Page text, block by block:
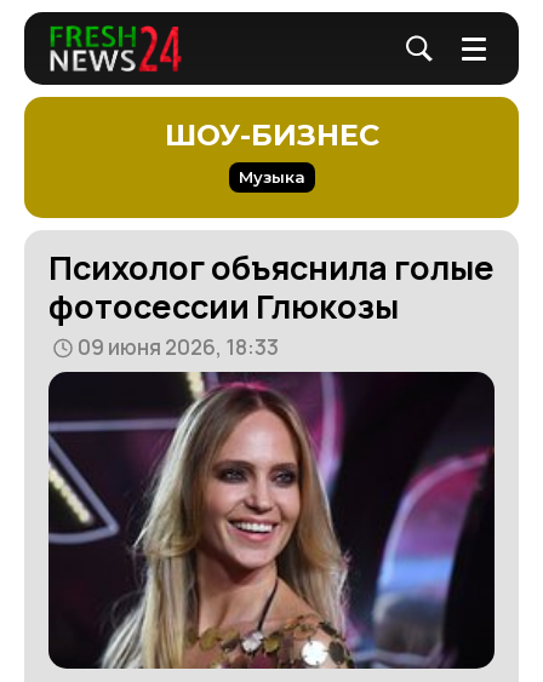
ШОУ-БИЗНЕС
Музыка
Психолог объяснила голые
фотосессии Глюкозы
09 июня 2026, 18:33